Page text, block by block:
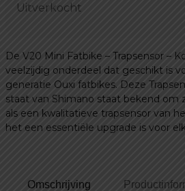
Uitverkocht
De V20 Mini Fatbike – Trapsensor –
veelzijdig onderdeel dat geschikt is
generatie Ouxi fatbikes. Deze
staat van Shimano staat bekend om
als een kwalitatieve trapsensor van
het een essentiële upgrade is voor
Omschrijving